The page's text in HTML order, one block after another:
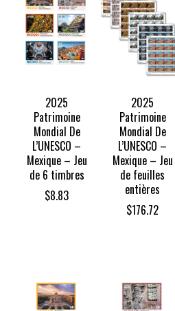
2025
Patrimoine
Mondial De
L’UNESCO –
Mexique – Jeu
de 6 timbres
$8.83
2025
Patrimoine
Mondial De
L’UNESCO –
Mexique – Jeu
de feuilles
entières
$176.72